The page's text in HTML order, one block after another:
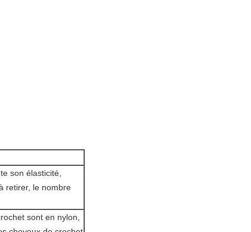
son élasticité,
retirer, le nombre
sont en nylon,